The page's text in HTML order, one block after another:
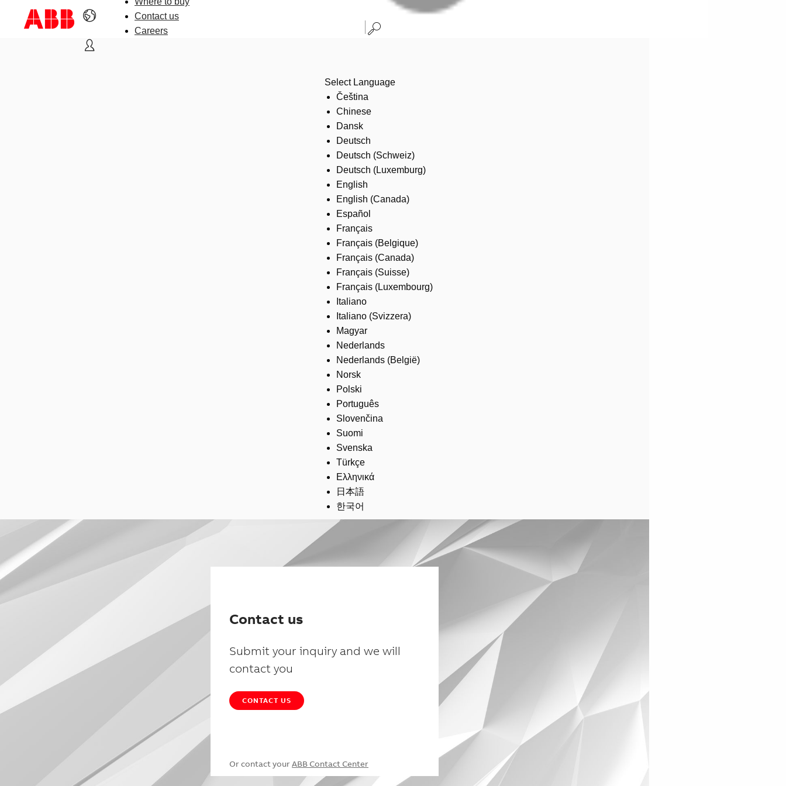
Contact us
Careers
Select Language
Čeština
Chinese
Dansk
Deutsch
Deutsch (Schweiz)
Deutsch (Luxemburg)
English
English (Canada)
Español
Français
Français (Belgique)
Français (Canada)
Français (Suisse)
Français (Luxembourg)
Italiano
Italiano (Svizzera)
Magyar
Nederlands
Nederlands (België)
Norsk
Polski
Português
Slovenčina
Suomi
Svenska
Türkçe
Ελληνικά
日本語
한국어
Contact us
Submit your inquiry and we will
contact you
CONTACT US
Or contact your ABB Contact Center